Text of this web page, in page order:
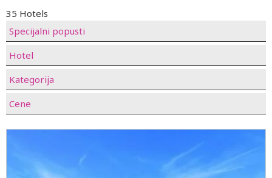
35 Hotels
Specijalni popusti
Hotel
Kategorija
Cene